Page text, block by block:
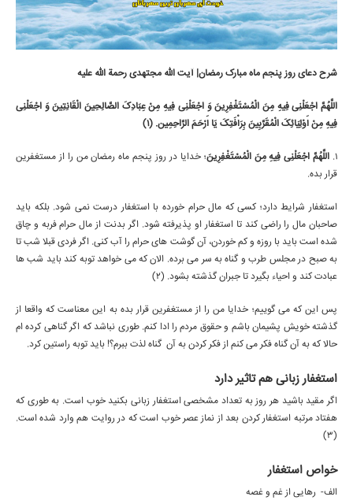
شرح دعای روز پنجم ماه مبارک رمضان| آیت الله مجتهدی رحمة الله علیه
اللَّهُمَّ اجْعَلْنِی فِیهِ مِنَ الْمُسْتَغْفِرِینَ وَ اجْعَلْنِی فِیهِ مِنْ عِبَادِکَ الصَّالِحِینَ الْقَانِتِینَ وَ اجْعَلْنِی
فِیهِ مِنْ أَوْلِیَائِکَ الْمُقَرَّبِینَ بِرَأْفَتِکَ یَا أَرْحَمَ الرَّاحِمِین. (1)
1. اللَّهُمَّ اجْعَلْنِی فِیهِ مِنَ الْمُسْتَغْفِرِینَ؛ خدایا در روز پنجم ماه رمضان من را از مستغفرین
قرار بده.
استغفار شرایط دارد؛ کسی که مال حرام خورده با استغفار درست نمی شود. بلکه باید
صاحبان مال را راضی کند تا استغفار او پذیرفته شود. اگر بدنت از مال حرام فربه و چاق
شده است باید با روزه و کم خوردن، آن گوشت های حرام را آب کنی. اگر فردی قبلا شب تا
به صبح در مجلس طرب و گناه به سر می برده. الان که می خواهد توبه کند باید شب ها
عبادت کند و احیاء بگیرد تا جبران گذشته بشود. (2)
پس این که می گوییم؛ خدایا من را از مستغفرین قرار بده به این معناست که واقعا از
گذشته خویش پشیمان باشم و حقوق مردم را ادا کنم. طوری نباشد که اگر گناهی کرده ام
حالا که به آن گناه فکر می کنم از فکر کردن به آن گناه لذت ببرم؟! باید توبه راستین کرد.
استغفار زبانی هم تاثیر دارد
اگر مقید باشید هر روز به تعداد مشخصی استغفار زبانی بکنید خوب است. به طوری که
هفتاد مرتبه استغفار کردن بعد از نماز عصر خوب است که در روایت هم وارد شده است.
(3)
خواص استغفار
الف- رهایی از غم و غصه